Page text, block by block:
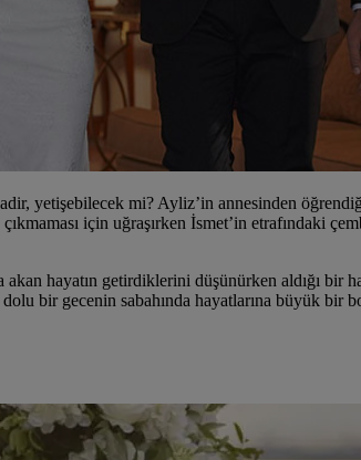
yetişebilecek mi? Ayliz’in annesinden
için uğraşırken İsmet’in etrafındaki
akan hayatın getirdiklerini düşünürken aldığı
bir gecenin sabahında hayatlarına büyük bir